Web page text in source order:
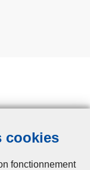
cookies
fonctionnement